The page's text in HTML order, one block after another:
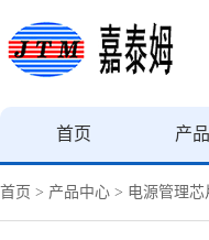
首页 产
首页 > 产品中心 > 电源管理芯